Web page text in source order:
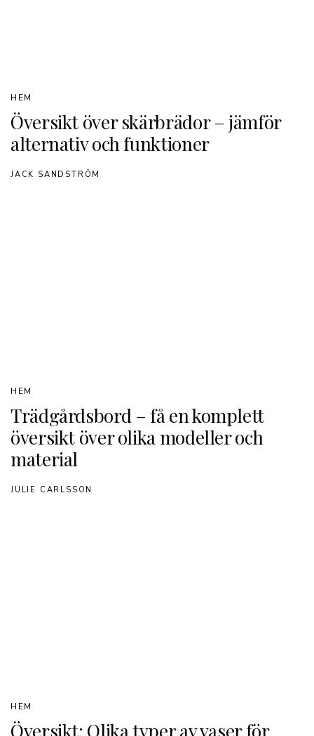
Översikt över skärbrädor – jämför
alternativ och funktioner
HEM
JACK SANDSTRÖM
Trädgårdsbord – få en komplett
översikt över olika modeller och
material
HEM
JULIE CARLSSON
Översikt: Olika typer av vaser för
HEM